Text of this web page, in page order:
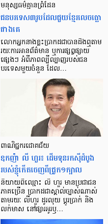
មនុស្ស​ធម៌​គ្មាន​ព្រំដែន
ជន​បរទេស​៣​រូប​ដែល​ជួយ​ខ្មែរ​លេច​ធ្លោ​
ជាង​គេ
លោកអ្នក​នាង​ខ្លះ​ប្រាកដ​ជា​បាន​​ដឹង​ឮ​តាម​
រយៈ​ការ​អាន​ព័ត៌មាន ឬ​ការ​ផ្សព្វផ្សាយ​
ផ្សេងៗ អំពី​ភាព​ល្បីល្បាញ​របស់​ជន​
បរទេស​មួយ​ចំនួន ដែល…
ពាណិជ្ជករជោគជ័យ
ឧកញ៉ា លី ហួរ៖ ដើមទុនរកស៊ីដំបូង
របស់ខ្ញុំកើតចេញពីជ្រូក១ក្បាល
និយាយ​ពី​ឈ្មោះ លី ហួរ មាន​ប្រជាជន​
ភាគ​ច្រើន ប្រាកដ​ជា​ស្គាល់​ច្បាស់​ណាស់
តាមរយៈ លីហួរ ដូរ​លុយ ប្តូរ​បា្រក់ និង​
លក់​មាស នៅ​ផ្សារ​អូរ​ឫ…